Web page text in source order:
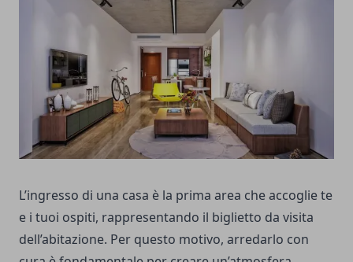
L’ingresso di una casa è la prima area che accoglie te
e i tuoi ospiti, rappresentando il biglietto da visita
dell’abitazione. Per questo motivo, arredarlo con